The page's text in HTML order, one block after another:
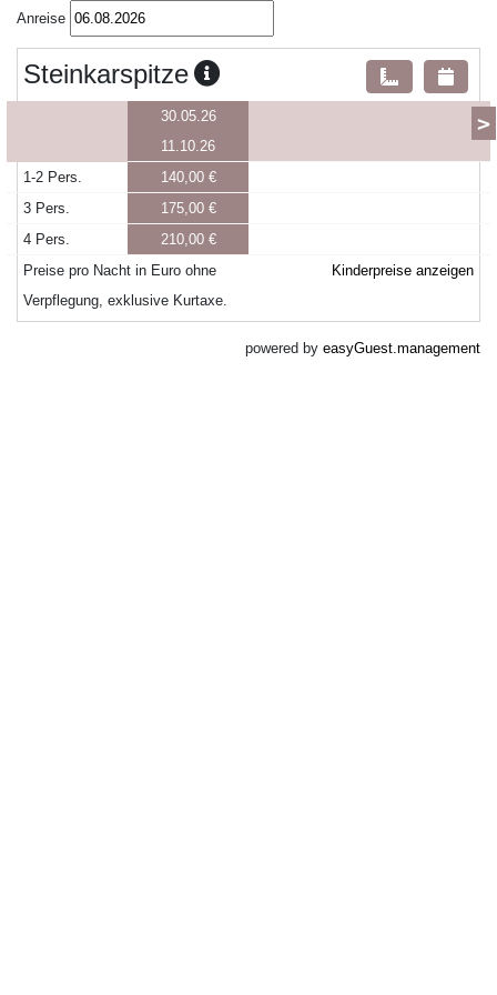
Anreise
Steinkarspitze
>
30.05.26
11.10.26
1-2 Pers.
140,00 €
3 Pers.
175,00 €
4 Pers.
210,00 €
Preise pro Nacht in Euro ohne
Verpflegung, exklusive Kurtaxe.
Kinderpreise anzeigen
powered by easyGuest.management